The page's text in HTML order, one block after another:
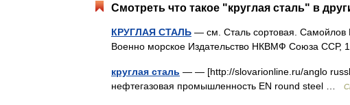
Смотреть что такое "круглая сталь" в
КРУГЛАЯ СТАЛЬ — см. Сталь сортовая. Самойлов
Военно морское Издательство НКВМФ Союза ССР,
круглая сталь — — [http://slovarionline.ru/anglo
нефтегазовая промышленность EN round steel …